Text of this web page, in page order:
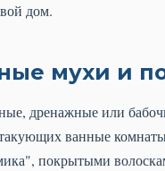
дом.
мухи и
дренажные или
ванные
покрытыми